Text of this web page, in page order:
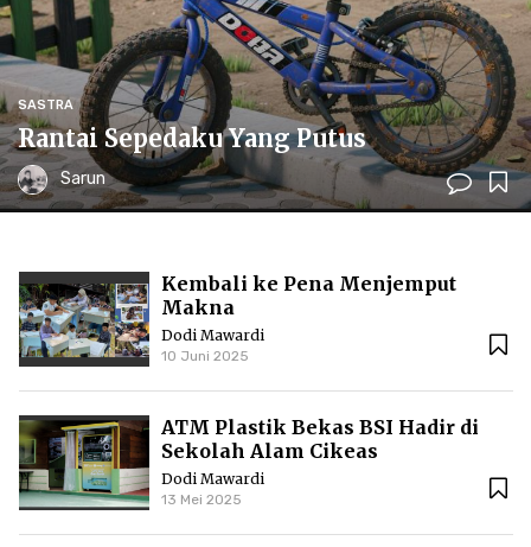
SASTRA
Rantai Sepedaku Yang Putus
Sarun
Kembali ke Pena Menjemput
Makna
Dodi Mawardi
10 Juni 2025
ATM Plastik Bekas BSI Hadir di
Sekolah Alam Cikeas
Dodi Mawardi
13 Mei 2025